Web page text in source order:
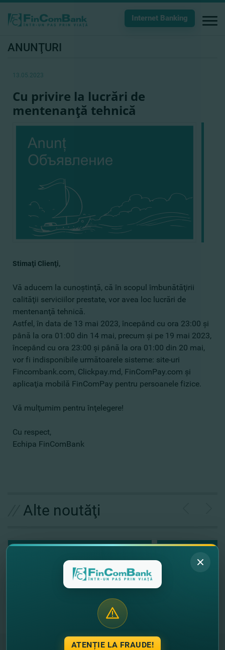
Internet Banking
ANUNŢURI
13.05.2023
Cu privire la lucrări de
mentenanţă tehnică
Stimaţi Сlienţi,
Vă aducem la cunoştinţă, că în scopul îmbunătăţirii
calităţii serviciilor prestate, vor avea loc lucrări de
mentenanţă tehnică.
Astfel, în data de 13 mai 2023, începând cu ora 23:00 şi
până la ora 01:00 din 14 mai, precum şi pe 19 mai 2023,
începând cu ora 23:00 şi până la ora 01:00 din 20 mai,
vor fi indisponibile următoarele sisteme: site-uri
Fincombank.com, Clickpay.md, FinComPay.com şi
aplicaţia mobilă FinComPay pentru persoanele fizice.
Vă mulţumim pentru înţelegere!
Cu respect,
​Echipa FinComBank
Alte noutăţi
ATENȚIE LA FRAUDE!